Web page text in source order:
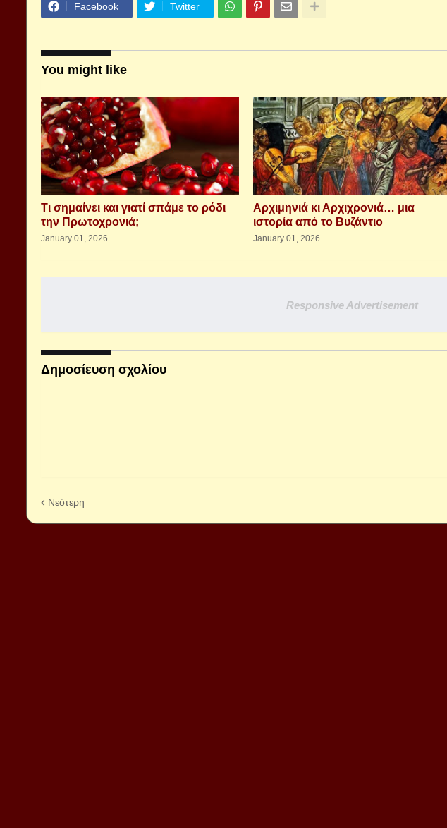
Facebook Twitter
You might like
Τι σημαίνει και γιατί σπάμε το ρόδι
την Πρωτοχρονιά;
January 01, 2026
Αρχιμηνιά κι Αρχιχρονιά… μια
ιστορία από το Βυζάντιο
January 01, 2026
Responsive Advertisement
Δημοσίευση σχολίου
Νεότερη